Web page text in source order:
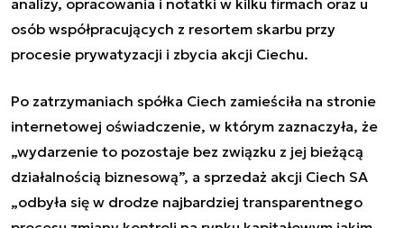
osób współpracujących z resortem skarbu przy
procesie prywatyzacji i zbycia akcji Ciechu.
Po zatrzymaniach spółka Ciech zamieściła na stronie
internetowej oświadczenie, w którym zaznaczyła, że
„wydarzenie to pozostaje bez związku z jej bieżącą
działalnością biznesową”, a sprzedaż akcji Ciech SA
„odbyła się w drodze najbardziej transparentnego